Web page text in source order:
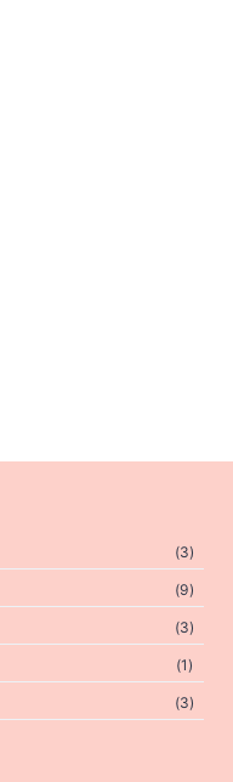
(3)
(9)
(3)
(1)
(3)